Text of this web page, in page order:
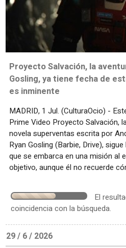
Proyecto Salvación, la
Gosling, ya tiene fecha de
es inminente
MADRID, 1 Jul. (CulturaOcio) -
Prime Video Proyecto Salvación,
novela superventas escrita por
Ryan Gosling (Barbie, Drive),
que se embarca en una misión al
objetivo, aunque él no recuerde
El
coincidencia con la búsqueda.
29 / 6 / 2026